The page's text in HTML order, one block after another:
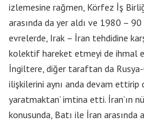
izlemesine rağmen, Körfez İş
arasında da yer aldı ve 1980 – 90
evrelerde, Irak – İran tehdidine
kolektif hareket etmeyi de ihmal
İngiltere, diğer taraftan da Rusya-
ilişkilerini aynı anda devam ettirip
yaratmaktan’ imtina etti. İran’ın
konusunda, Batı ile İran arasında